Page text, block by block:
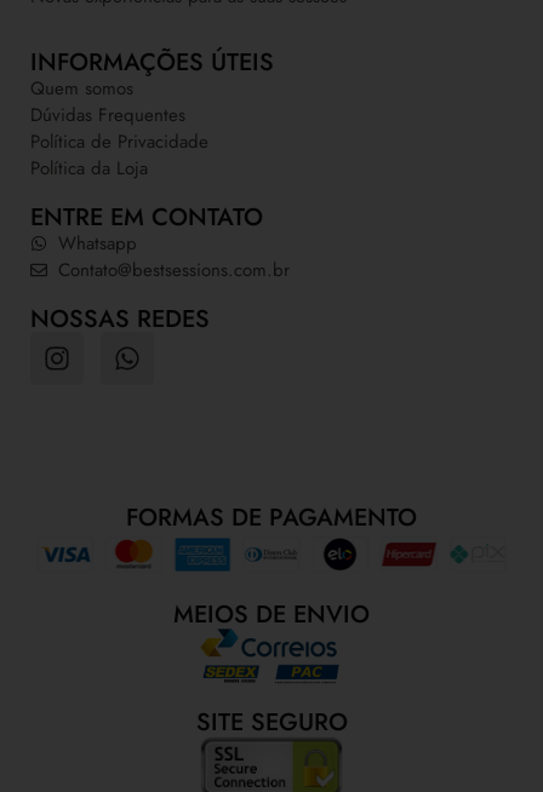
INFORMAÇÕES ÚTEIS
Quem somos
Dúvidas Frequentes
Política de Privacidade
Política da Loja
ENTRE EM CONTATO
Whatsapp
Contato@bestsessions.com.br
NOSSAS REDES
FORMAS DE PAGAMENTO
MEIOS DE ENVIO
SITE SEGURO